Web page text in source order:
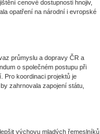
cenové dostupnosti hnojiv,
opatření na národní i evropské
průmyslu a dopravy ČR a
o společném postupu při
Pro koordinaci projektů je
zahrnovala zapojení státu,
výchovu mladých řemeslníků